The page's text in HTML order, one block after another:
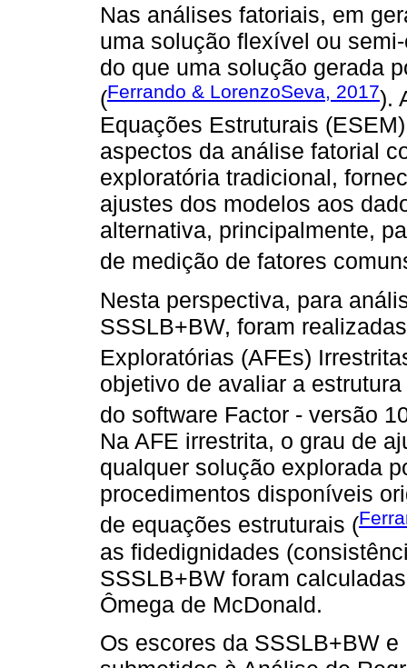
Nas análises fatoriais, em
uma solução flexível ou
do que uma solução gerada
(Ferrando & LorenzoSeva, 2017).
Equações Estruturais
aspectos da análise fatorial
exploratória tradicional,
ajustes dos modelos aos
alternativa, principalmente,
de medição de fatores
Nesta perspectiva, para
SSSLB+BW, foram
Exploratórias (AFEs)
objetivo de avaliar a
do software Factor - versão
Na AFE irrestrita, o grau de
qualquer solução explorada
procedimentos disponíveis
de equações estruturais (
as fidedignidades
SSSLB+BW foram
Ômega de McDonald.
Os escores da SSSLB+BW